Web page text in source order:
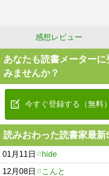
感想レビュー
あなたも読書メーター
みませんか？
今すぐ登録する（無料）
読みおわった読書家最新
01月11日 hide
12月08日 こんと